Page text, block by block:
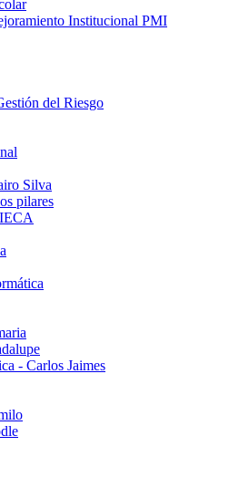
Institucional PMI
del Riesgo
Silva
pilares
- Carlos Jaimes